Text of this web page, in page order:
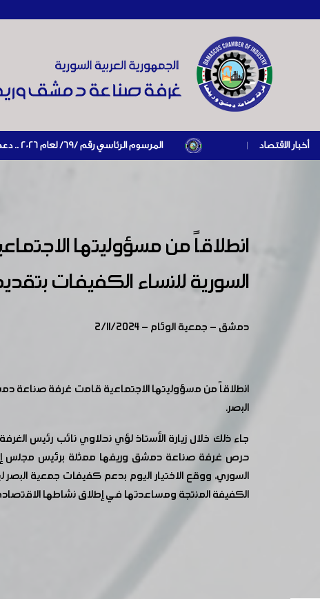
أخبار الاقتصاد | المرسوم الرئاسي رقم /69/ لعام 2026 .. دعم ضريبي للمنشآت المتضررة في إطار مسار التعافي الاقتصادي وإعادة تنشيط الإنتاج
المستوردين بإبراز براءة ذمة مالية سارية صادرة عن
المؤسسة العامة للتأمينات الاجتماعية
انطلاقاً من مسؤوليتها
السورية للنساء الكفيفات
دمشق - جمعية الوئام - 2/11/2024
انطلاقاً من مسؤوليتها الاجتماعية قامت غرفة صناعة
البصر.
جاء ذلك خلال زيارة الأستاذ لؤي نحلاوي نائب رئيس
حرص غرفة صناعة دمشق وريفها ممثلة برئيس مجلس
السوري، ووقع الاختيار اليوم بدعم كفيفات جمعية
الكفيفة المنتجة ومساعدتها في إطلاق نشاطها